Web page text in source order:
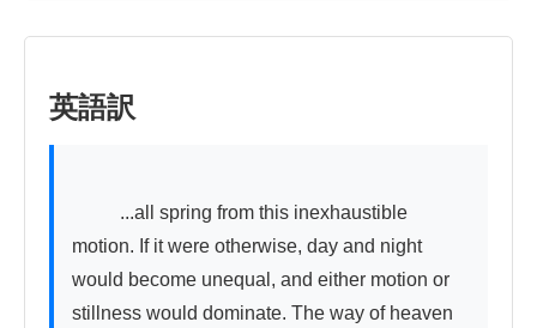
英語訳
motion. If it were otherwise, day and night
would become unequal, and either motion or
stillness would dominate. The way of heaven